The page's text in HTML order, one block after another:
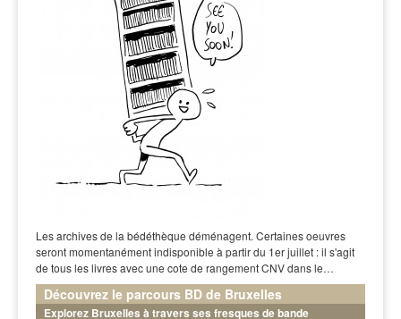
Les archives de la bédéthèque déménagent. Certaines oeuvres
seront momentanément indisponible à partir du 1er juillet : il s'agit
de tous les livres avec une cote de rangement CNV dans le…
Découvrez le parcours BD de Bruxelles
Explorez Bruxelles à travers ses fresques de bande